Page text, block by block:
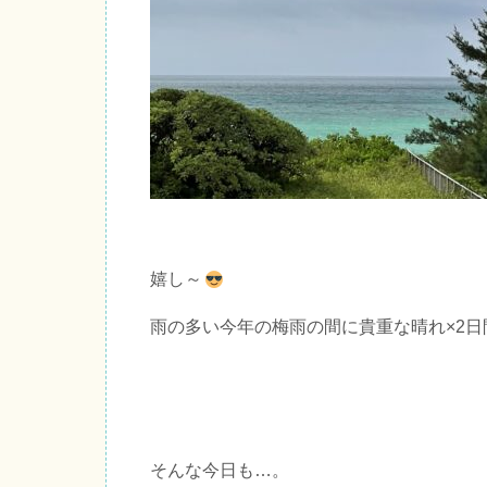
嬉し～
雨の多い今年の梅雨の間に貴重な晴れ×2日
そんな今日も…。